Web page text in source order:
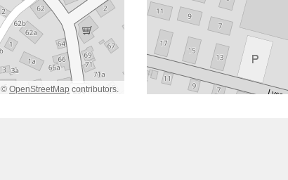
©OpenStreetMap contributors.